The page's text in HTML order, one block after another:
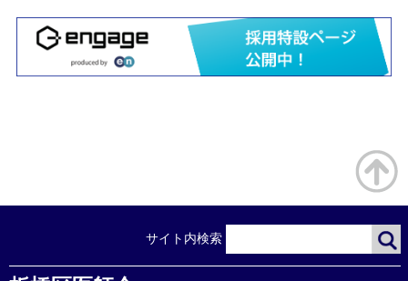
2025年9月18日
11/1（土）糖尿病予防デーを開催します
サイト内検索